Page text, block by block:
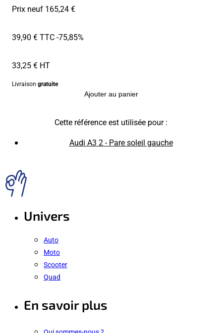
Prix neuf 165,24 €
39,90 € TTC-75,85%
33,25 € HT
Livraison gratuite
Ajouter au panier
Cette référence est utilisée pour :
Audi A3 2 - Pare soleil gauche
Univers
Auto
Moto
Scooter
Quad
En savoir plus